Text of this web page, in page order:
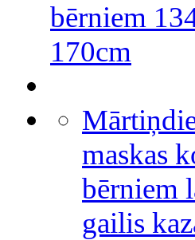
bērniem
170cm
maskas
bērniem
gailis